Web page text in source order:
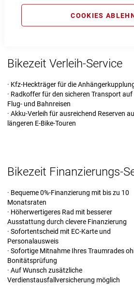
COOKIES
· Monatliche organisierter
· Verpackung und Versand für selbst
Räder
Bikezeit Verleih-Service
· Kfz-Heckträger für die
· Radkoffer für den sicheren Transport auf
Flug- und Bahnreisen
· Akku-Verleih für ausreichend Reserven
längeren E-Bike-Touren
Bikezeit Finanzierungs-
· Bequeme 0%-Finanzierung mit bis zu 10
Monatsraten
· Höherwertigeres Rad mit besserer
Ausstattung durch clevere Finanzierung
· Sofortentscheid mit EC-Karte und
Personalausweis
· Sofortige Mitnahme Ihres Traumrades
Bonitätsprüfung
· Auf Wunsch zusätzliche
Verdienstausfallversicherung möglich